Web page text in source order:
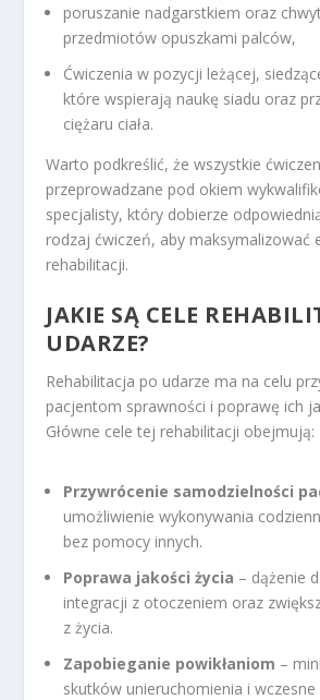
poruszanie nadgarstkiem oraz
przedmiotów opuszkami palców,
Ćwiczenia w pozycji leżącej,
które wspierają naukę siadu oraz
ciężaru ciała.
Warto podkreślić, że wszystkie
przeprowadzane pod okiem
specjalisty, który dobierze
rodzaj ćwiczeń, aby maksymalizować
rehabilitacji.
JAKIE SĄ CELE
UDARZE?
Rehabilitacja po udarze ma na celu
pacjentom sprawności i poprawę ich
Główne cele tej rehabilitacji obejmują:
Przywrócenie samodzielności
umożliwienie wykonywania
bez pomocy innych.
Poprawa jakości życia – dążenie
integracji z otoczeniem oraz
z życia.
Zapobieganie powikłaniom –
skutków unieruchomienia i wczesne